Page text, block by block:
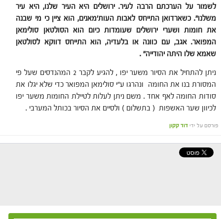
לשמור על הערכתם הרבה לעיר. ירושלים היא העיר שלנו, היא עיר
משלנו". כשארדואן התייחס לאבות העות'מאנים, הוא ציין כי מי שבנה
את חומות ושערי ירושלים שעומדות כיום הוא הסולטאן סולימאן
המפואר. אגב, עם כוונה או בלעדיה, הוא התייחס דווקא לסולטאן
שאמא שלו היתה יהודייה" .
ניתן להתחיל את הסיור משער יפו , להגיע לקבר 2 המהנדסים שעל פי
המסורת בנו את החומה ונהרגו ע"י סולימאן המפואר כדי שלא יגלו את
סודות החומה לאף אחד . משם ניתן לעלות לטיילת החומות משער יפו
לכיוון שער האשפות ( בתשלום ) ולסיים את הסיור בכותל המערבי .
פורסם על ידי דוד קקון